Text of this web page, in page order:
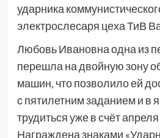
ударника
электрослесаря цеха ТиВ
Любовь Ивановна одна из
перешла на двойную зону
машин, что позволило ей
с пятилетним заданием и в
трудиться уже в счёт
Награждена знаками